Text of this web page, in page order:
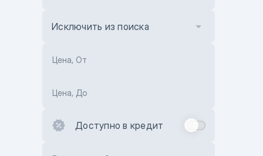
Исключить из поиска
Цена, От
Цена, До
Доступно в кредит